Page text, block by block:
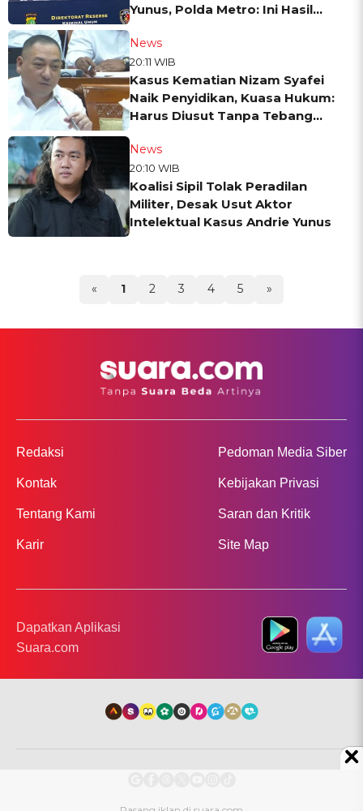
Yunus, Polda Metro: Ini Hasil
News
20:11 WIB
Kasus Kematian Nizam Syafei
Naik Penyidikan, Kuasa Hukum:
Harus Diusut Tanpa Tebang
News
20:10 WIB
Koalisi Sipil Tolak Peradilan
Militer, Desak Usut Aktor
Intelektual Kasus Andrie Yunus
« 1 2 3 4 5 »
Redaksi
Kontak
Tentang Kami
Karir
Pedoman Media Siber
Kebijakan Privasi
Saran dan Kritik
Site Map
Dapatkan Aplikasi
Suara.com